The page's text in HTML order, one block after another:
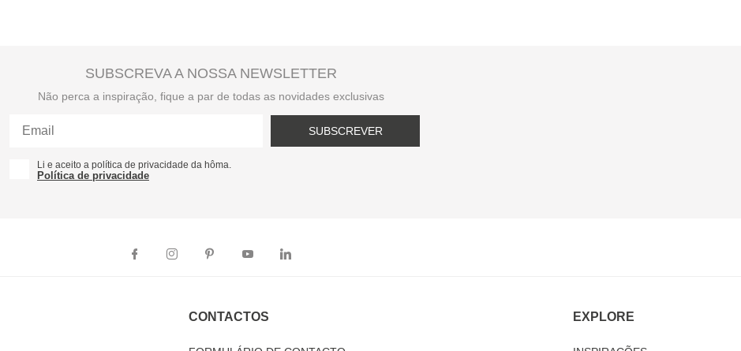
SUBSCREVA A NOSSA NEWSLETTER
Não perca a inspiração, fique a par de todas as novidades exclusivas
SUBSCREVER
Li e aceito a política de privacidade da hôma.
Política de privacidade
CONTACTOS EXPLORE